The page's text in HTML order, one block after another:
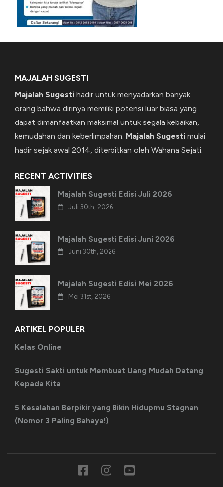
MAJALAH SUGESTI
Majalah Sugesti hadir untuk menyadarkan banyak
orang bahwa dirinya memiliki potensi luar biasa yang
dapat dimanfaatkan maksimal untuk segala kebaikan,
kemudahan dan keberlimpahan. Majalah Sugesti mulai
hadir sejak awal 2014, diterbitkan oleh Wahana Sejati.
RECENT ACTIVITIES
Majalah Sugesti Edisi Juli 2026
Juli 30th, 2026
Majalah Sugesti Edisi Juni 2026
Juni 30th, 2026
Majalah Sugesti Edisi Mei 2026
Mei 31st, 2026
ARTIKEL POPULER
Kelas Online
Sugesti Sakti untuk Membuat Uang Mudah Datang
Kepada Kita
5 Kesalahan Berpikir yang Bikin Hidupmu Stagnan
(Nomor 3 Paling Bahaya!)